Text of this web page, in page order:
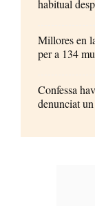
habitual
Millores en
per a 134
Confessa
denunciat